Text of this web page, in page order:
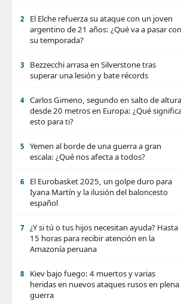
2
El Elche refuerza su ataque con un joven
argentino de 21 años: ¿Qué va a pasar con
su temporada?
3
Bezzecchi arrasa en Silverstone tras
superar una lesión y bate récords
4
Carlos Gimeno, segundo en salto de altura
desde 20 metros en Europa: ¿Qué
esto para ti?
5
Yemen al borde de una guerra a gran
escala: ¿Qué nos afecta a todos?
6
El Eurobasket 2025, un golpe duro para
Iyana Martín y la ilusión del baloncesto
español
7
¿Y si tú o tus hijos necesitan ayuda? Hasta
15 horas para recibir atención en la
Amazonía peruana
8
Kiev bajo fuego: 4 muertos y varias
heridas en nuevos ataques rusos en plena
guerra